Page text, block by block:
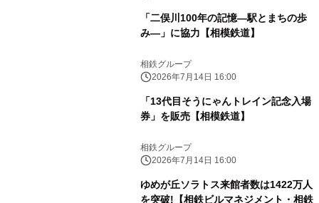
「二俣川100年の記憶―駅とまちの歩
み―」に協力【相模鉄道】
相鉄グループ
2026年7月14日 16:00
「13代目そうにゃんトレイン記念入場
券」を販売【相模鉄道】
相鉄グループ
2026年7月14日 16:00
ゆめが丘ソラトス来館者数は1422万人
を突破!【相鉄ビルマネジメント・相鉄